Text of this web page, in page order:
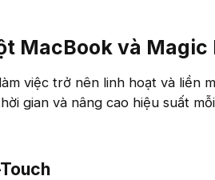
MacBook và Magic
việc trở nên linh hoạt và liền
gian và nâng cao hiệu suất